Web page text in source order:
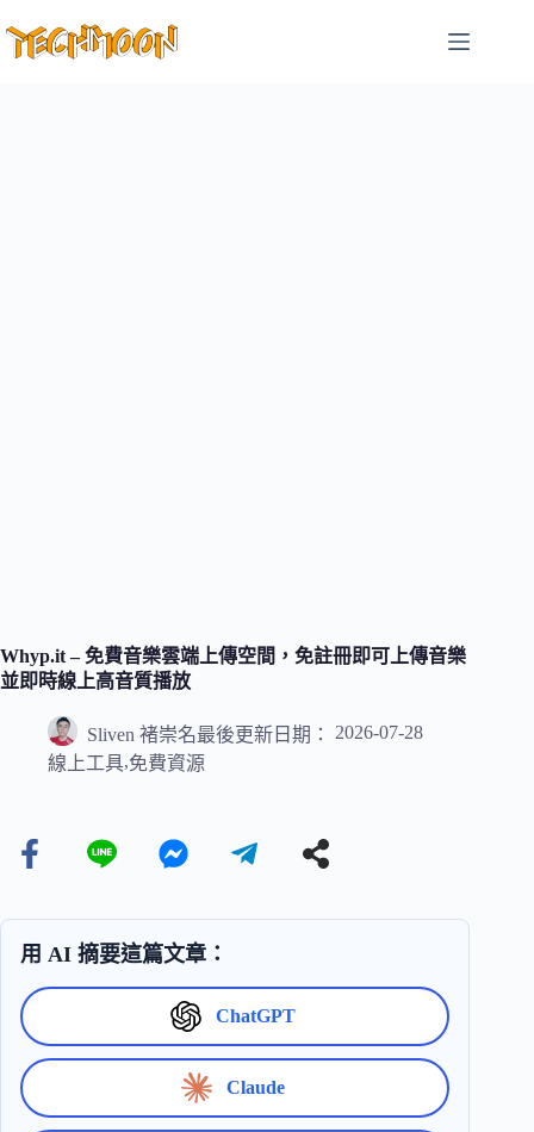
至
Whyp.it – 免費音樂雲端上傳空間，免註冊即可上傳音樂
並即時線上高音質播放
Sliven 褚崇名最後更新日期：
2026-07-28
線上工具,免費資源
用 AI 摘要這篇文章：
ChatGPT
Claude